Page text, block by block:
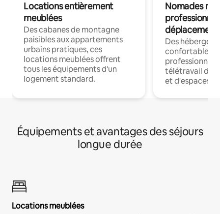
Locations entièrement
meublées
Des cabanes de montagne
paisibles aux appartements
urbains pratiques, ces
locations meublées offrent
tous les équipements d'un
logement standard.
Nomades
déplacement
Des
confortables
professionnels
télétravail
et d'espaces
Équipements et avantages des séjours
longue durée
Locations meublées